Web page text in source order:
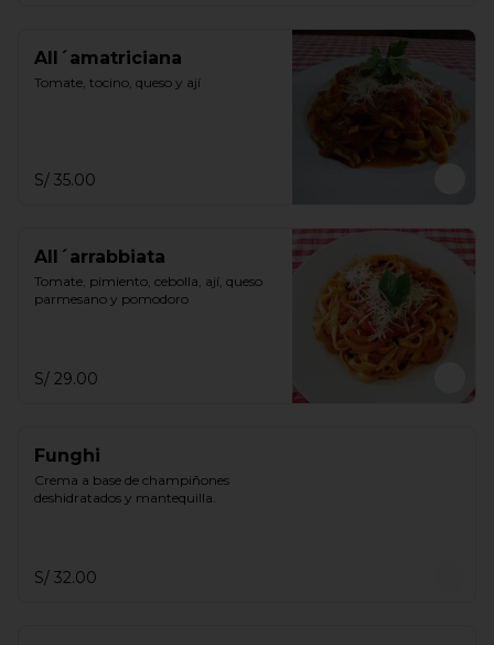
All´amatriciana
Tomate, tocino, queso y ají
S/ 35.00
All´arrabbiata
Tomate, pimiento, cebolla, ají, queso
parmesano y pomodoro
S/ 29.00
Funghi
Crema a base de champiñones
deshidratados y mantequilla.
S/ 32.00